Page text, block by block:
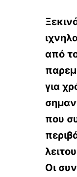
από
για
που
Οι